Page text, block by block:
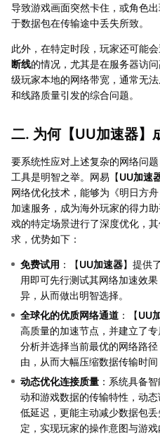
导致游戏画面突然卡住，或角色
于数据包在传输途中丢失所致。
此外，在特定时段，玩家还可能
断线的情况，尤其是在服务器访
级玩家本地的网络带宽，通常无
和线路质量引发的综合问题。
二. 为何【UU加速器】
要系统性应对上述复杂的网络问
工具是明智之举。网易【UU加速
网络优化技术，能够为《明日方
加速服务，成为海外玩家的得力
戏的特定场景进行了深度优化，
求，优势如下：
免费试用 ：【UU加速器】提供
用即可先行测试其网络加速效
异，从而做出明智选择。
全球化的优质网络通道 ：【UU
高质量的加速节点，并建立了
分析并选择当前最优的网络路
由，从而大幅压缩数据传输时
动态优化连接质量 ：系统具备
动和游戏数据的传输特性，动
低延迟，更能主动减少数据包
定，实现玩家的操作意图与游戏